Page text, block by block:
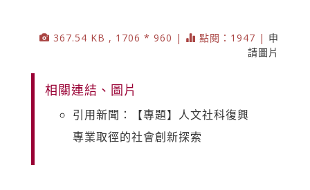
367.54 KB , 1706 * 960 | 點閱：1947 | 申
請圖片
相關連結、圖片
引用新聞：【專題】人文社科復興
專業取徑的社會創新探索